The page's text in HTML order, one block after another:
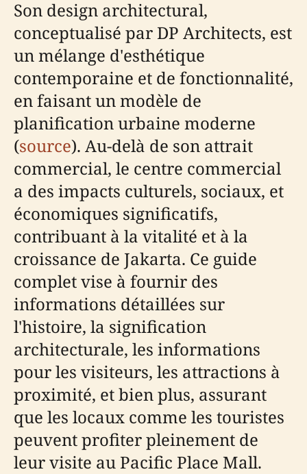
Son design architectural,
conceptualisé par DP Architects, est
un mélange d'esthétique
contemporaine et de fonctionnalité,
en faisant un modèle de
planification urbaine moderne
(source). Au-delà de son attrait
commercial, le centre commercial
a des impacts culturels, sociaux, et
économiques significatifs,
contribuant à la vitalité et à la
croissance de Jakarta. Ce guide
complet vise à fournir des
informations détaillées sur
l'histoire, la signification
architecturale, les informations
pour les visiteurs, les attractions à
proximité, et bien plus, assurant
que les locaux comme les touristes
peuvent profiter pleinement de
leur visite au Pacific Place Mall.